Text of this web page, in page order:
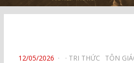
POSTED
12/05/2026 TRI THỨC⠀ TÔN